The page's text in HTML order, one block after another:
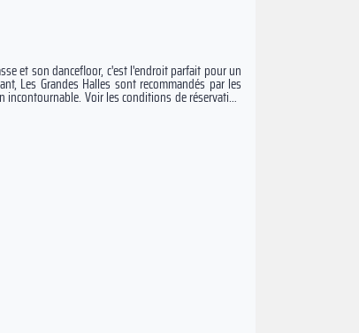
et son dancefloor, c'est l'endroit parfait pour un
Les Grandes Halles sont recommandés par les
Voir les conditions de réservation